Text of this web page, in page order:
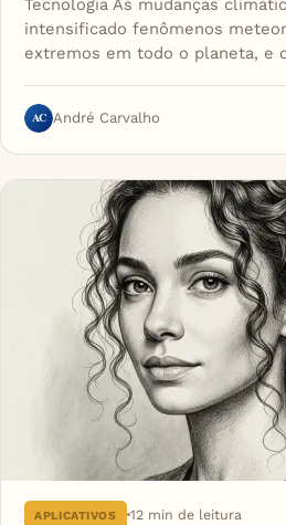
Tecnologia As mudanças
intensificado fenômenos
extremos em todo o planeta, e
AC André Carvalho
APLICATIVOS 12 min de leitura